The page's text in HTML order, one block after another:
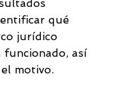
qué
jurídico
funcionado, así
motivo.